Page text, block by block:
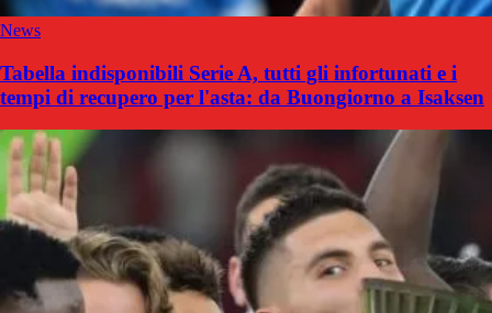
News
Tabella indisponibili Serie A, tutti gli infortunati e i
tempi di recupero per l'asta: da Buongiorno a Isaksen